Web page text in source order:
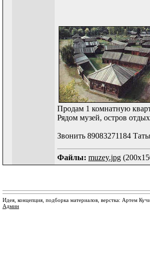
Продам 1 комнатную
Рядом музей, остров
Звонить 89083271184
Файлы: muzey.jpg
Идея, концепция, подборка материалов, верстка: Артем
Админ